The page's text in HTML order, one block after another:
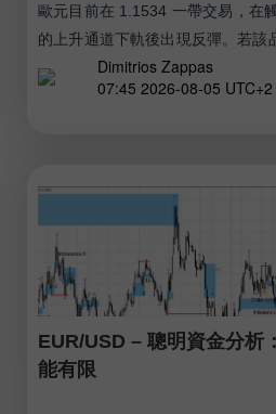
歐元目前在 1.1534 一帶交易，在
的上升通道下軌後出現反彈。若該
未來數小時內有望延續漲勢。
Dimitrios Zappas
07:45 2026-08-05 UTC+2
EUR/USD – 聰明資金分析
能有限